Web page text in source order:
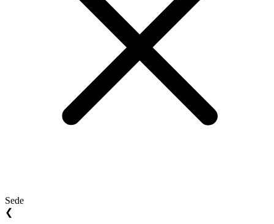
Sede
❮